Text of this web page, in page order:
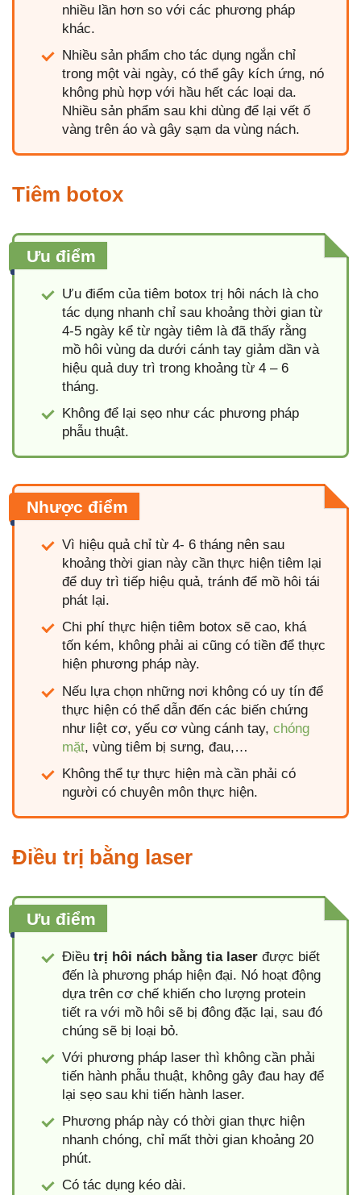
nhiều lần hơn so với các phương pháp
khác.
Nhiều sản phẩm cho tác dụng ngắn chỉ
trong một vài ngày, có thể gây kích ứng, nó
không phù hợp với hầu hết các loại da.
Nhiều sản phẩm sau khi dùng để lại vết ố
vàng trên áo và gây sạm da vùng nách.
Tiêm botox
Ưu điểm
Ưu điểm của tiêm botox trị hôi nách là cho
tác dụng nhanh chỉ sau khoảng thời gian từ
4-5 ngày kể từ ngày tiêm là đã thấy rằng
mồ hôi vùng da dưới cánh tay giảm dần và
hiệu quả duy trì trong khoảng từ 4 – 6
tháng.
Không để lại sẹo như các phương pháp
phẫu thuật.
Nhược điểm
Vì hiệu quả chỉ từ 4- 6 tháng nên sau
khoảng thời gian này cần thực hiện tiêm lại
để duy trì tiếp hiệu quả, tránh để mồ hôi tái
phát lại.
Chi phí thực hiện tiêm botox sẽ cao, khá
tốn kém, không phải ai cũng có tiền để thực
hiện phương pháp này.
Nếu lựa chọn những nơi không có uy tín để
thực hiện có thể dẫn đến các biến chứng
như liệt cơ, yếu cơ vùng cánh tay, chóng
mặt, vùng tiêm bị sưng, đau,…
Không thể tự thực hiện mà cần phải có
người có chuyên môn thực hiện.
Điều trị bằng laser
Ưu điểm
Điều trị hôi nách bằng tia laser được biết
đến là phương pháp hiện đại. Nó hoạt động
dựa trên cơ chế khiến cho lượng protein
tiết ra với mồ hôi sẽ bị đông đặc lại, sau đó
chúng sẽ bị loại bỏ.
Với phương pháp laser thì không cần phải
tiến hành phẫu thuật, không gây đau hay để
lại sẹo sau khi tiến hành laser.
Phương pháp này có thời gian thực hiện
nhanh chóng, chỉ mất thời gian khoảng 20
phút.
Có tác dụng kéo dài.